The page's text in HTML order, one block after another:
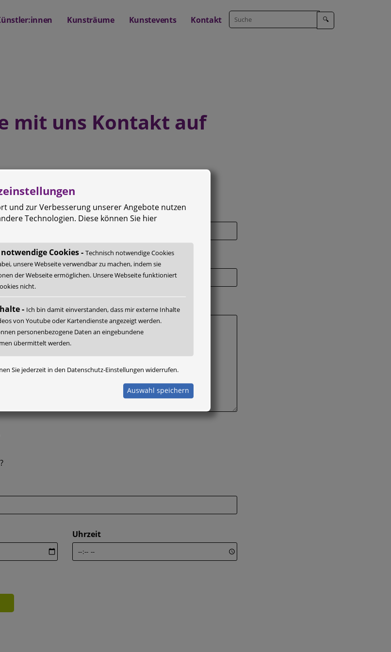
Kunsträume Kunstevents Kontakt 🔍
mit uns Kontakt auf
Uhrzeit
und zur Verbesserung unserer Angebote nutzen
Technologien. Diese können Sie hier
Cookies - Technisch notwendige Cookies
unsere Webseite verwendbar zu machen, indem sie
der Webseite ermöglichen. Unsere Webseite funktioniert
nicht.
- Ich bin damit einverstanden, dass mir externe Inhalte
von Youtube oder Kartendienste angezeigt werden.
personenbezogene Daten an eingebundene
übermittelt werden.
Sie jederzeit in den Datenschutz-Einstellungen widerrufen.
Auswahl speichern